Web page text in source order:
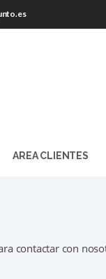
AREA CLIENTES
contactar con